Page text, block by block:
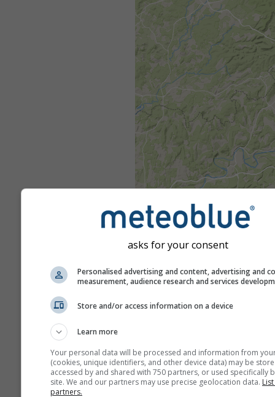
asks for your consent
Personalised advertising and content, advertising and
measurement, audience research and services
Store and/or access information on a device
Learn more
Your personal data will be processed and information from
(cookies, unique identifiers, and other device data) may be
accessed by and shared with 750 partners, or used specifically
site. We and our partners may use precise geolocation data.
partners.